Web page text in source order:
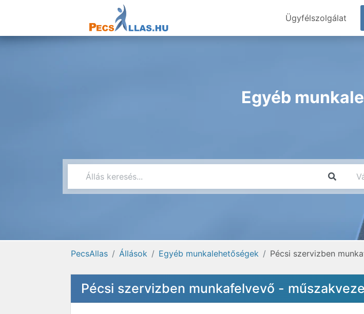
Ügyfélszolgálat
Egyéb
PecsAllas Állások Egyéb munkalehetőségek Pécsi szervizben
Pécsi szervizben munkafelvevő -